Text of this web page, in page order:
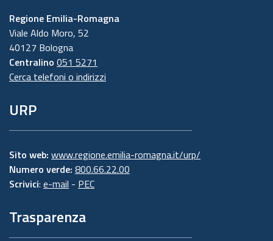
Regione Emilia-Romagna
Viale Aldo Moro, 52
40127 Bologna
Centralino 051 5271
Cerca telefoni o indirizzi
URP
Sito web: www.regione.emilia-romagna.it/urp/
Numero verde: 800.66.22.00
Scrivici: e-mail - PEC
Trasparenza